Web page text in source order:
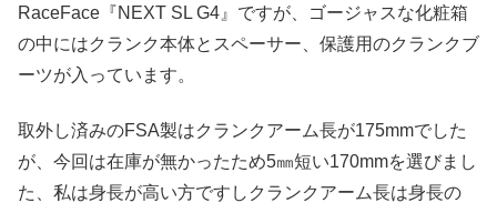
RaceFace『NEXT SL G4』ですが、ゴージャスな化粧箱
の中にはクランク本体とスペーサー、保護用のクランクブ
ーツが入っています。
取外し済みのFSA製はクランクアーム長が175mmでした
が、今回は在庫が無かったため5㎜短い170mmを選びまし
た、私は身長が高い方ですしクランクアーム長は身長の